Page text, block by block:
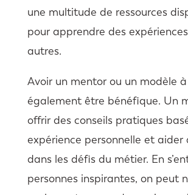
une multitude de ressources
pour apprendre des
autres.
Avoir un mentor ou un modèle
également être bénéfique. Un
offrir des conseils pratiques
expérience personnelle et aider
dans les défis du métier. En
personnes inspirantes, on peut